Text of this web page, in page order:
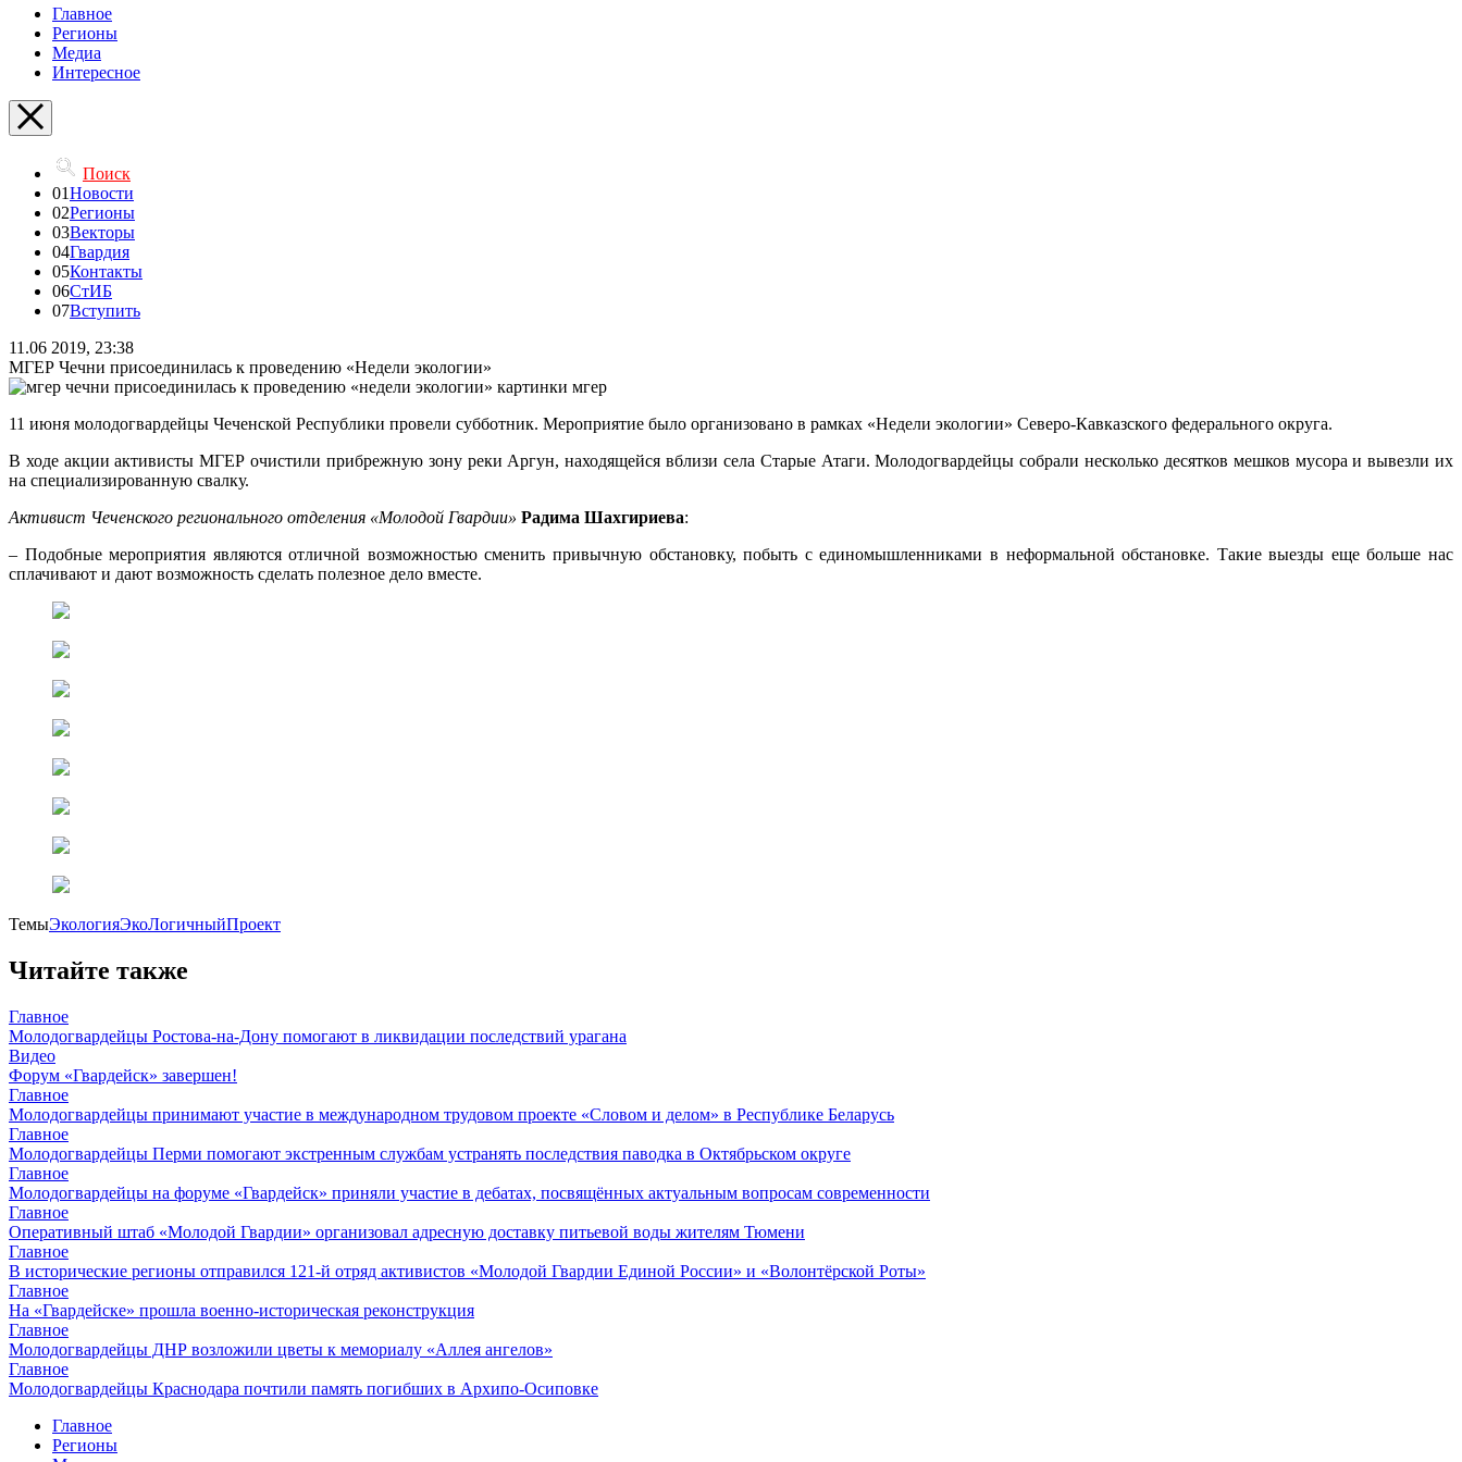
Главное
Регионы
Медиа
Интересное
Поиск
01Новости
02Регионы
03Векторы
04Гвардия
05Контакты
06СтИБ
07Вступить
11.06 2019, 23:38
МГЕР Чечни присоединилась к проведению «Недели экологии»
11 июня молодогвардейцы Чеченской Республики провели субботник. Мероприятие было организовано в рамках «Недели экологии» Северо-Кавказского федерального округа.
В ходе акции активисты МГЕР очистили прибрежную зону реки Аргун, находящейся вблизи села Старые Атаги. Молодогвардейцы собрали несколько десятков мешков мусора и вывезли их
на специализированную свалку.
Активист Чеченского регионального отделения «Молодой Гвардии» Радима Шахгириева:
– Подобные мероприятия являются отличной возможностью сменить привычную обстановку, побыть с единомышленниками в неформальной обстановке. Такие выезды еще больше нас
сплачивают и дают возможность сделать полезное дело вместе.
ТемыЭкологияЭкоЛогичныйПроект
Читайте также
Главное
Молодогвардейцы Ростова-на-Дону помогают в ликвидации последствий урагана
Видео
Форум «Гвардейск» завершен!
Главное
Молодогвардейцы принимают участие в международном трудовом проекте «Словом и делом» в Республике Беларусь
Главное
Молодогвардейцы Перми помогают экстренным службам устранять последствия паводка в Октябрьском округе
Главное
Молодогвардейцы на форуме «Гвардейск» приняли участие в дебатах, посвящённых актуальным вопросам современности
Главное
Оперативный штаб «Молодой Гвардии» организовал адресную доставку питьевой воды жителям Тюмени
Главное
В исторические регионы отправился 121-й отряд активистов «Молодой Гвардии Единой России» и «Волонтёрской Роты»
Главное
На «Гвардейске» прошла военно-историческая реконструкция
Главное
Молодогвардейцы ДНР возложили цветы к мемориалу «Аллея ангелов»
Главное
Молодогвардейцы Краснодара почтили память погибших в Архипо-Осиповке
Главное
Регионы